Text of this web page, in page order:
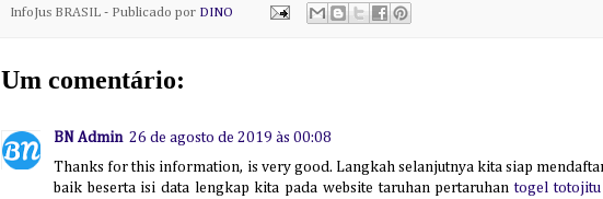
InfoJus BRASIL - Publicado por DINO
Um comentário:
BN Admin 26 de agosto de 2019 às 00:08
Thanks for this information, is very good. Langkah selanjutnya kita siap
baik beserta isi data lengkap kita pada website taruhan pertaruhantogel